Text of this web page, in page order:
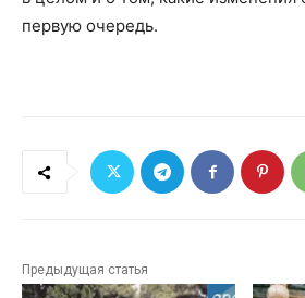
первую очередь.
Предыдущая статья